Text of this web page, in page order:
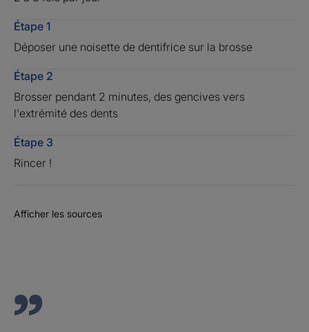
Environnement
* Evaluation in vitro de l'efficacité décontaminante des micro-ondes sur
Étape 1
Déposer une noisette de dentifrice sur la brosse
Étape 2
Brosser pendant 2 minutes, des gencives vers
l'extrémité des dents
Étape 3
Rincer !
Afficher les sources